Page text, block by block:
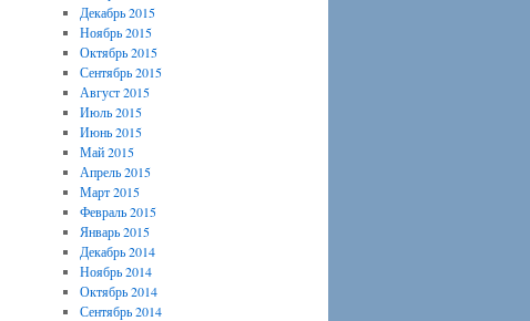
Декабрь 2015
Ноябрь 2015
Октябрь 2015
Сентябрь 2015
Август 2015
Июль 2015
Июнь 2015
Май 2015
Апрель 2015
Март 2015
Февраль 2015
Январь 2015
Декабрь 2014
Ноябрь 2014
Октябрь 2014
Сентябрь 2014